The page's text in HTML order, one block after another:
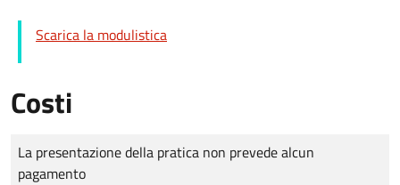
Scarica la modulistica
Costi
Tipo di pagamento
Importo
La presentazione della pratica non prevede alcun
pagamento